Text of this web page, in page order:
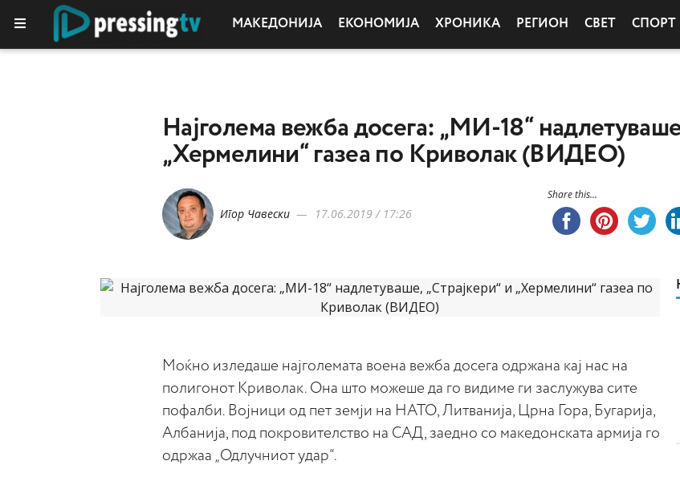
МАКЕДОНИЈА ЕКОНОМИЈА ХРОНИКА РЕГИОН СВЕТ СПОРТ
Најголема вежба досега: „МИ-18“
„Хермелини“ газеа по Криволак (ВИДЕО)
Игор Чавески 17.06.2019 / 17:26
Share this...
Моќно изледаше најголемата воена вежба досега одржана кај нас на
полигонот Криволак. Она што можеше да го видиме ги заслужува сите
пофалби. Војници од пет земји на НАТО, Литванија, Црна Гора, Бугарија,
Албанија, под покровителство на САД, заедно со македонската армија го
одржаа „Одлучниот удар“.